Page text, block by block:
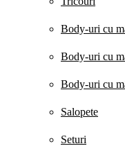
Body-uri cu
Body-uri cu
Body-uri cu
Salopete
Seturi